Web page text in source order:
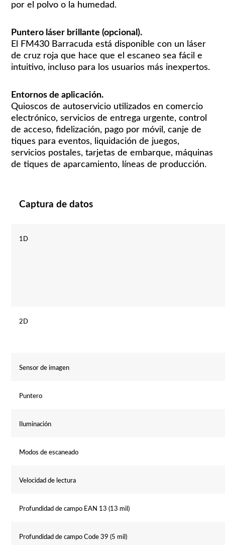
por el polvo o la humedad.
Puntero láser brillante (opcional).
El FM430 Barracuda está disponible con un láser
de cruz roja que hace que el escaneo sea fácil e
intuitivo, incluso para los usuarios más inexpertos.
Entornos de aplicación.
Quioscos de autoservicio utilizados en comercio
electrónico, servicios de entrega urgente, control
de acceso, fidelización, pago por móvil, canje de
tiques para eventos, liquidación de juegos,
servicios postales, tarjetas de embarque, máquinas
de tiques de aparcamiento, líneas de producción.
Captura de datos
1D
2D
Sensor de imagen
Puntero
Iluminación
Modos de escaneado
Velocidad de lectura
Profundidad de campo EAN 13 (13 mil)
Profundidad de campo Code 39 (5 mil)